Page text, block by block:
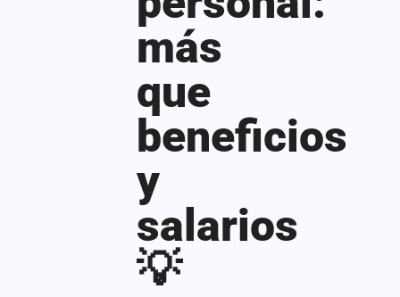
más
que
beneficios
y
salarios
💡